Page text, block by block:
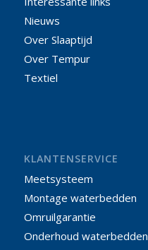
Nieuws
Over Slaaptijd
Over Tempur
Textiel
KLANTENSERVICE
Meetsysteem
Montage waterbedden
Omruilgarantie
Onderhoud waterbedden